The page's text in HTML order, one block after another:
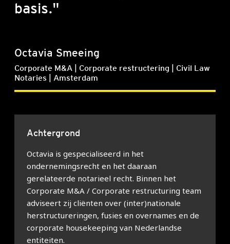
basis."
Octavia Smeeing
Corporate M&A | Corporate restructering | Civil Law
Notaries | Amsterdam
Achtergrond
Octavia is gespecialiseerd in het
ondernemingsrecht en het daaraan
gerelateerde notarieel recht. Binnen het
Corporate M&A / Corporate restructuring team
adviseert zij cliënten over (inter)nationale
herstructureringen, fusies en overnames en de
corporate housekeeping van Nederlandse
entiteiten.